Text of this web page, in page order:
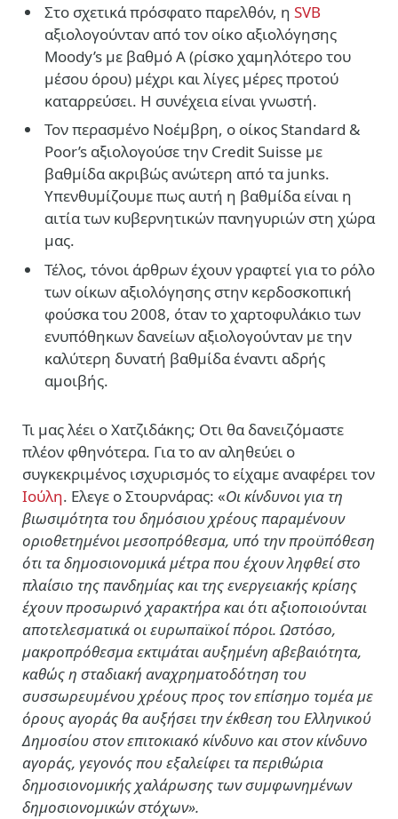
Στο σχετικά πρόσφατο παρελθόν, η SVB
αξιολογούνταν από τον οίκο αξιολόγησης
Moody’s με βαθμό Α (ρίσκο χαμηλότερο του
μέσου όρου) μέχρι και λίγες μέρες προτού
καταρρεύσει. Η συνέχεια είναι γνωστή.
Τον περασμένο Νοέμβρη, ο οίκος Standard &
Poor’s αξιολογούσε την Credit Suisse με
βαθμίδα ακριβώς ανώτερη από τα junks.
Υπενθυμίζουμε πως αυτή η βαθμίδα είναι η
αιτία των κυβερνητικών πανηγυριών στη χώρα
μας.
Τέλος, τόνοι άρθρων έχουν γραφτεί για το ρόλο
των οίκων αξιολόγησης στην κερδοσκοπική
φούσκα του 2008, όταν το χαρτοφυλάκιο των
ενυπόθηκων δανείων αξιολογούνταν με την
καλύτερη δυνατή βαθμίδα έναντι αδρής
αμοιβής.
Τι μας λέει ο Χατζιδάκης; Οτι θα δανειζόμαστε
πλέον φθηνότερα. Για το αν αληθεύει ο
συγκεκριμένος ισχυρισμός το είχαμε αναφέρει τον
Ιούλη. Ελεγε ο Στουρνάρας: «Οι κίνδυνοι για τη
βιωσιμότητα του δημόσιου χρέους παραμένουν
οριοθετημένοι μεσοπρόθεσμα, υπό την προϋπόθεση
ότι τα δημοσιονομικά μέτρα που έχουν ληφθεί στο
πλαίσιο της πανδημίας και της ενεργειακής κρίσης
έχουν προσωρινό χαρακτήρα και ότι αξιοποιούνται
αποτελεσματικά οι ευρωπαϊκοί πόροι. Ωστόσο,
μακροπρόθεσμα εκτιμάται αυξημένη αβεβαιότητα,
καθώς η σταδιακή αναχρηματοδότηση του
συσσωρευμένου χρέους προς τον επίσημο τομέα με
όρους αγοράς θα αυξήσει την έκθεση του Ελληνικού
Δημοσίου στον επιτοκιακό κίνδυνο και στον κίνδυνο
αγοράς, γεγονός που εξαλείφει τα περιθώρια
δημοσιονομικής χαλάρωσης των συμφωνημένων
δημοσιονομικών στόχων».